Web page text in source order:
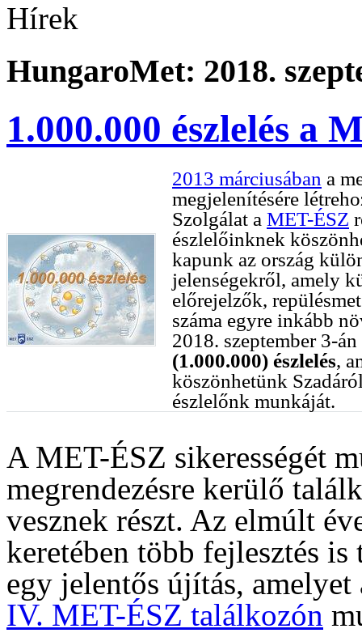
Hírek
HungaroMet: 2018.
1.000.000 észlelés a
2013 márciusában a
megjelenítésére
Szolgálat a MET-ÉSZ
észlelőinknek
kapunk az ország
jelenségekről, amely
előrejelzők,
száma egyre inkább
2018. szeptember 3-
(1.000.000) észlelés,
köszönhetünk
észlelőnk munkáját.
A MET-ÉSZ sikerességét
megrendezésre kerülő
vesznek részt. Az elmúlt
keretében több fejlesztés
egy jelentős újítás,
IV. MET-ÉSZ találkozón